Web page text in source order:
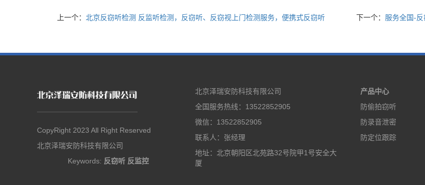
上一个： 北京反窃听检测 反监听检测，反窃听、反窃视上门检测服务，便携式反窃听 下一个： 服务全国-
CopyRight 2023 All Right Reserved
北京泽瑞安防科技有限公司
Keywords: 反窃听 反监控
北京泽瑞安防科技有限公司
全国服务热线：13522852905
微信：13522852905
联系人：张经理
地址：北京朝阳区北苑路32号院甲1号安全大
厦
产品中心
防偷拍窃听
防录音泄密
防定位跟踪